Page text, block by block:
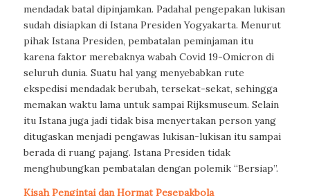
mendadak batal dipinjamkan. Padahal pengepakan lukisan
sudah disiapkan di Istana Presiden Yogyakarta. Menurut
pihak Istana Presiden, pembatalan peminjaman itu
karena faktor merebaknya wabah Covid 19-Omicron di
seluruh dunia. Suatu hal yang menyebabkan rute
ekspedisi mendadak berubah, tersekat-sekat, sehingga
memakan waktu lama untuk sampai Rijksmuseum. Selain
itu Istana juga jadi tidak bisa menyertakan person yang
ditugaskan menjadi pengawas lukisan-lukisan itu sampai
berada di ruang pajang. Istana Presiden tidak
menghubungkan pembatalan dengan polemik “Bersiap”.
Kisah Pengintai dan Hormat Pesepakbola